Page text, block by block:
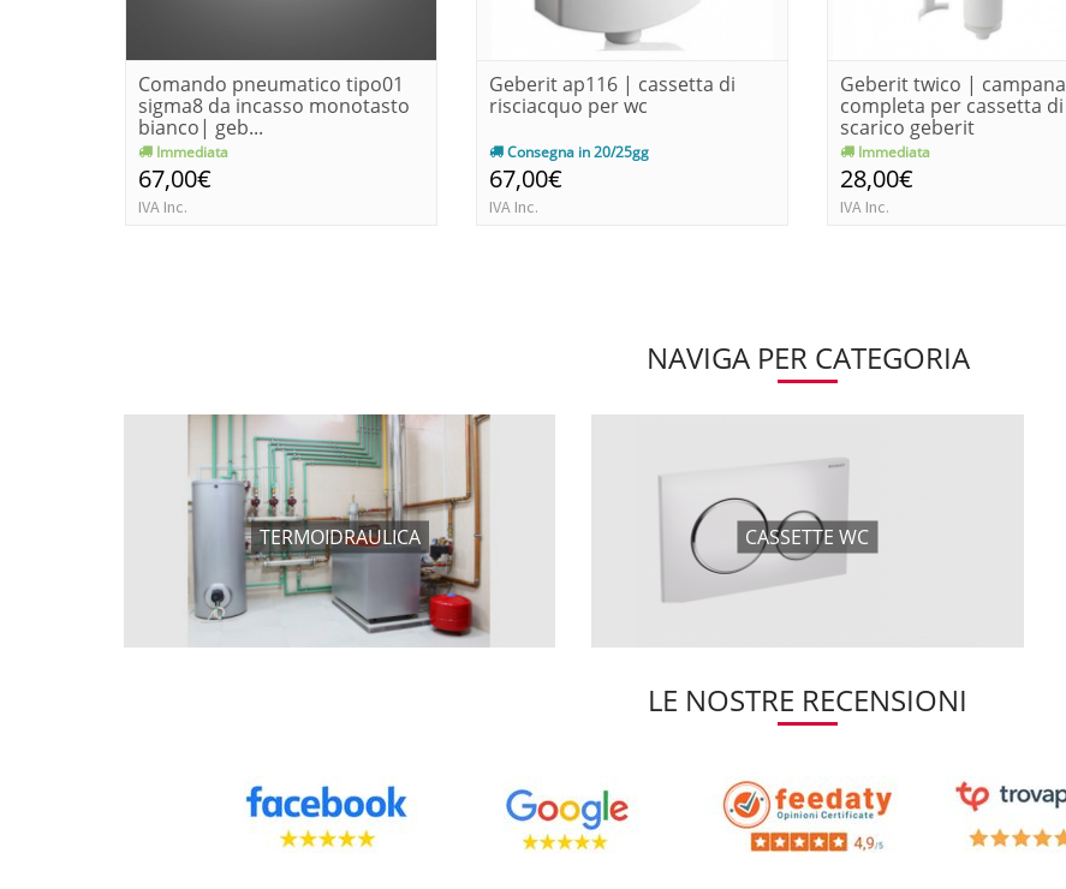
Comando pneumatico tipo01
sigma8 da incasso monotasto
bianco| geb...
Immediata
67,00€
IVA Inc.
Geberit ap116 | cassetta di
risciacquo per wc
Consegna in 20/25gg
67,00€
IVA Inc.
Geberit twico | campana
completa per cassetta di
scarico geberit
Immediata
28,00€
IVA Inc.
NAVIGA PER CATEGORIA
TERMOIDRAULICA CASSETTE WC
LE NOSTRE RECENSIONI